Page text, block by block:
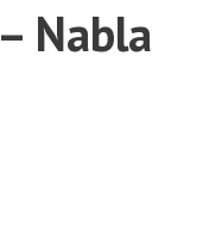
Nabla